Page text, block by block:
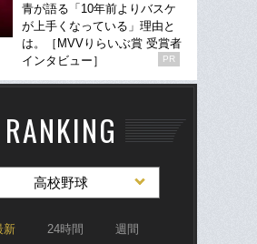
青が語る「10年前よりバスケ
が上手くなっている」理由と
は。［MVVりらいぶ賞 受賞者
インタビュー］
PR
RANKING
高校野球
新 24時間 週間